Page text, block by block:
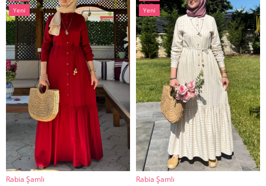
İndirim
%27İndirim
Yeni
Ürün
Rabia Şamlı
İndirim
%27İndirim
Yeni
Ürün
Rabia Şamlı